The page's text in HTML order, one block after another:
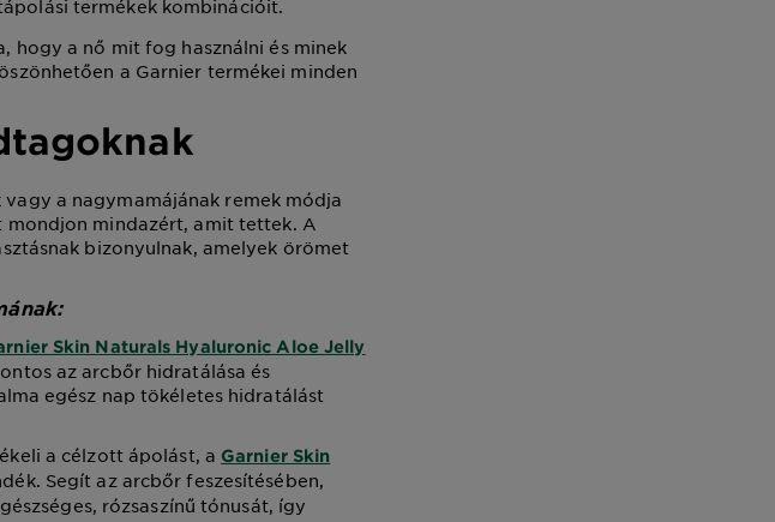
termékek kombinációit.
hogy a nő mit fog használni és minek
a Garnier termékei minden
a nagymamájának remek módja
mondjon mindazért, amit tettek. A
bizonyulnak, amelyek örömet
Skin Naturals Hyaluronic Aloe Jelly
az arcbőr hidratálása és
egész nap tökéletes hidratálást
a célzott ápolást, a Garnier Skin
Segít az arcbőr feszesítésében,
rózsaszínű tónusát, így